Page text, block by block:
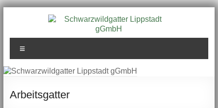
Schwarzwildgatter
Lippstadt gGmbH
Arbeitsgatter